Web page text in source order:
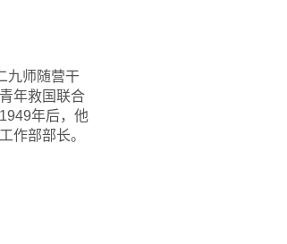
九师随营干
年救国联合
年后，他
作部部长。